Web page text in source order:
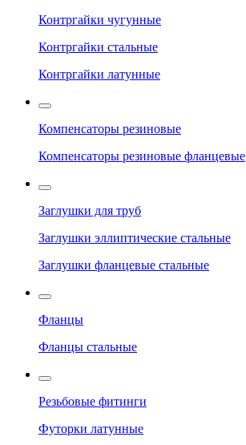
Контргайки чугунные
Контргайки стальные
Контргайки латунные
Компенсаторы резиновые
Компенсаторы резиновые фланцевые
Заглушки для труб
Заглушки эллиптические стальные
Заглушки фланцевые стальные
Фланцы
Фланцы стальные
Резьбовые фитинги
Футорки латунные